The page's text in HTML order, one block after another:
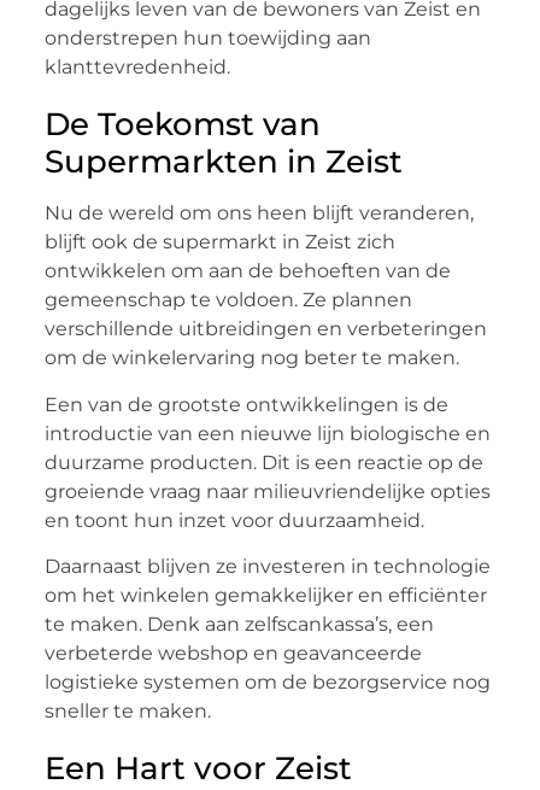
dagelijks leven van de bewoners van Zeist en
onderstrepen hun toewijding aan
klanttevredenheid.
De Toekomst van
Supermarkten in Zeist
Nu de wereld om ons heen blijft veranderen,
blijft ook de supermarkt in Zeist zich
ontwikkelen om aan de behoeften van de
gemeenschap te voldoen. Ze plannen
verschillende uitbreidingen en verbeteringen
om de winkelervaring nog beter te maken.
Een van de grootste ontwikkelingen is de
introductie van een nieuwe lijn biologische en
duurzame producten. Dit is een reactie op de
groeiende vraag naar milieuvriendelijke opties
en toont hun inzet voor duurzaamheid.
Daarnaast blijven ze investeren in technologie
om het winkelen gemakkelijker en efficiënter
te maken. Denk aan zelfscankassa’s, een
verbeterde webshop en geavanceerde
logistieke systemen om de bezorgservice nog
sneller te maken.
Een Hart voor Zeist